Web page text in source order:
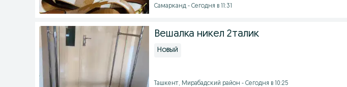
Самарканд - Сегодня в 11:31
Вешалка никел 2талик
Новый
Ташкент, Мирабадский район - Сегодня в 10:25